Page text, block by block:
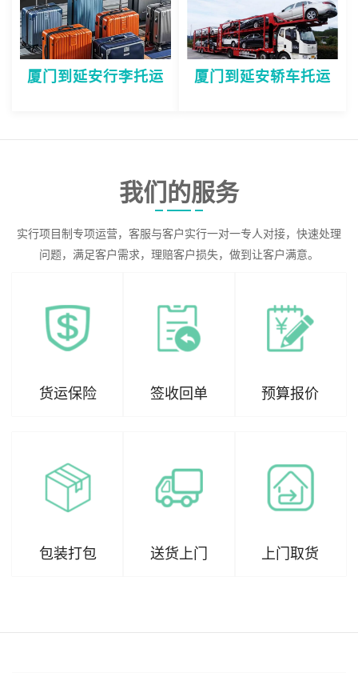
厦门到延安行李托运 厦门到延安轿车托运
我们的服务
实行项目制专项运营，客服与客户实行一对一专人对接，快速处理
问题，满足客户需求，理赔客户损失，做到让客户满意。
货运保险 签收回单 预算报价
包装打包 送货上门 上门取货